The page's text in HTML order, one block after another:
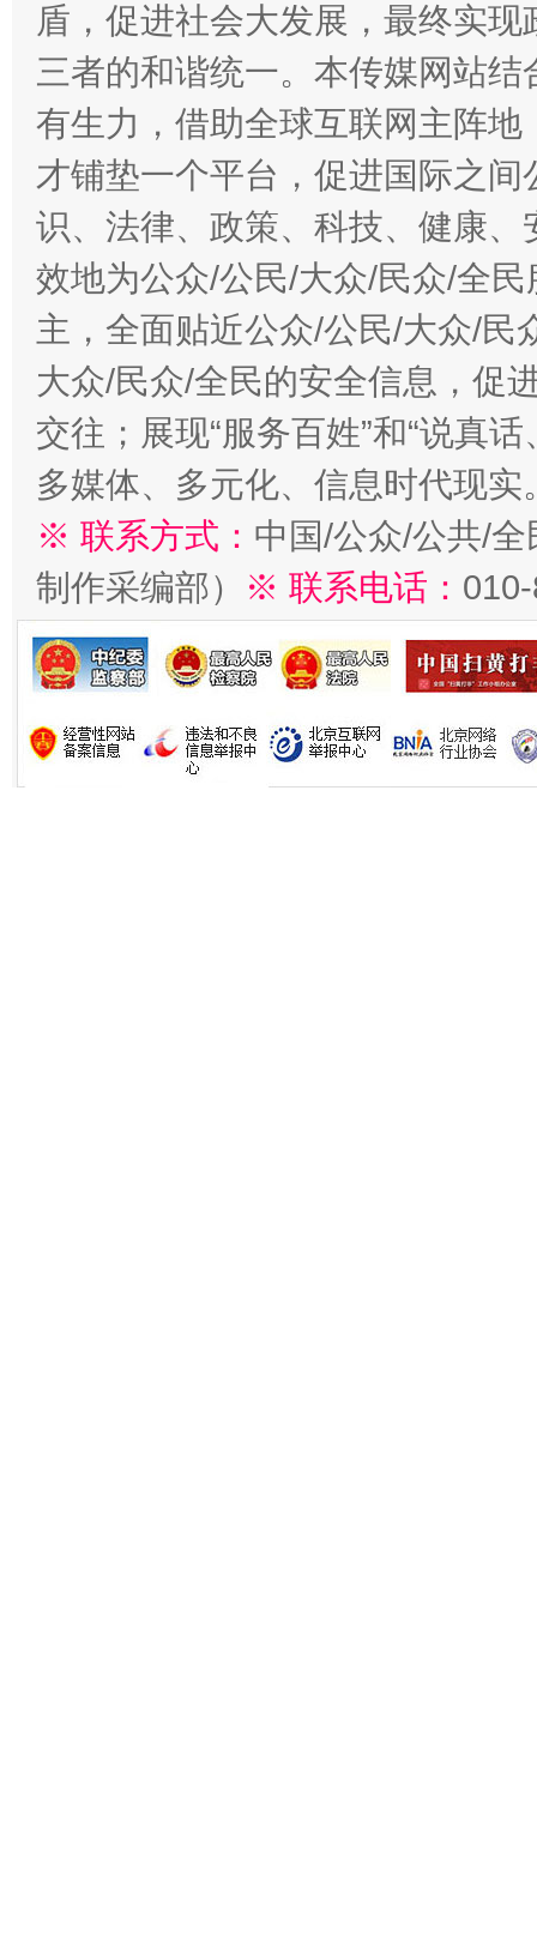
盾，促进社会大发展，最终实
三者的和谐统一。本传媒网站
有生力，借助全球互联网主阵
才铺垫一个平台，促进国际之
识、法律、政策、科技、健康
效地为公众/公民/大众/民众/全
主，全面贴近公众/公民/大众/民
大众/民众/全民的安全信息，促
交往；展现“服务百姓”和“说真
多媒体、多元化、信息时代现实
※ 联系方式： 中国/公众/公共/
制作采编部）
※ 联系电话：